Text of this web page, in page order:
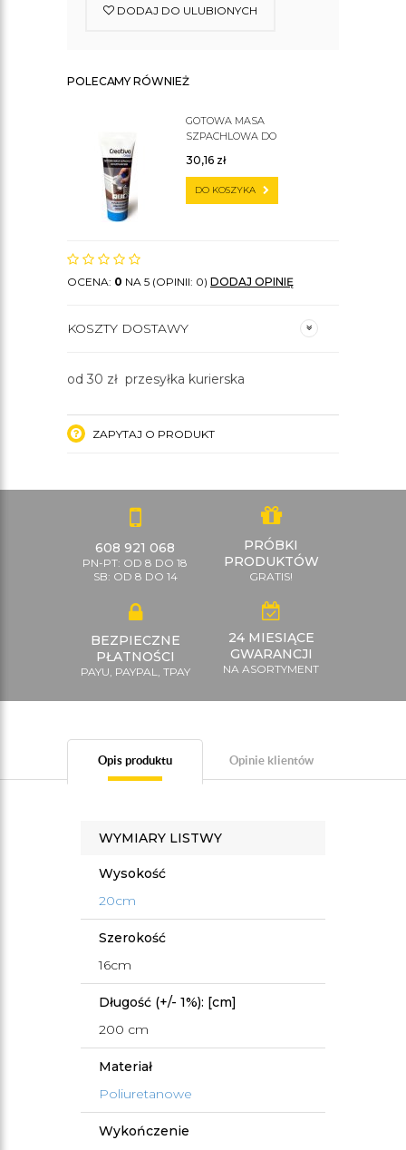
DODAJ DO ULUBIONYCH
POLECAMY RÓWNIEŻ
GOTOWA MASA
SZPACHLOWA DO
30,16 zł
DO KOSZYKA
OCENA: 0 NA 5 (OPINII: 0) DODAJ OPINIĘ
KOSZTY DOSTAWY
od 30 zł przesyłka kurierska
ZAPYTAJ O PRODUKT
608 921 068
PN-PT: OD 8 DO 18
SB: OD 8 DO 14
PRÓBKI
PRODUKTÓW
GRATIS!
BEZPIECZNE
PŁATNOŚCI
PAYU, PAYPAL, TPAY
24 MIESIĄCE
GWARANCJI
NA ASORTYMENT
Opis produktu Opinie klientów
WYMIARY LISTWY
Wysokość
20cm
Szerokość
16cm
Długość (+/- 1%): [cm]
200 cm
Materiał
Poliuretanowe
Wykończenie